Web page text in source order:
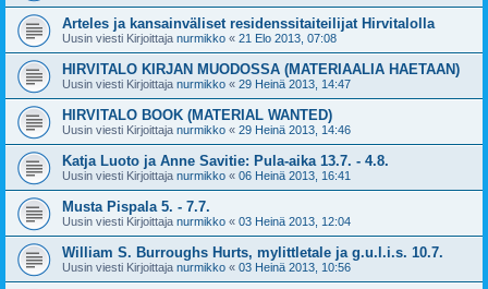
Arteles ja kansainväliset residenssitaiteilijat Hirvitalolla
Uusin viesti Kirjoittaja nurmikko « 21 Elo 2013, 07:08
HIRVITALO KIRJAN MUODOSSA (MATERIAALIA HAETAAN)
Uusin viesti Kirjoittaja nurmikko « 29 Heinä 2013, 14:47
HIRVITALO BOOK (MATERIAL WANTED)
Uusin viesti Kirjoittaja nurmikko « 29 Heinä 2013, 14:46
Katja Luoto ja Anne Savitie: Pula-aika 13.7. - 4.8.
Uusin viesti Kirjoittaja nurmikko « 06 Heinä 2013, 16:41
Musta Pispala 5. - 7.7.
Uusin viesti Kirjoittaja nurmikko « 03 Heinä 2013, 12:04
William S. Burroughs Hurts, mylittletale ja g.u.l.i.s. 10.7.
Uusin viesti Kirjoittaja nurmikko « 03 Heinä 2013, 10:56